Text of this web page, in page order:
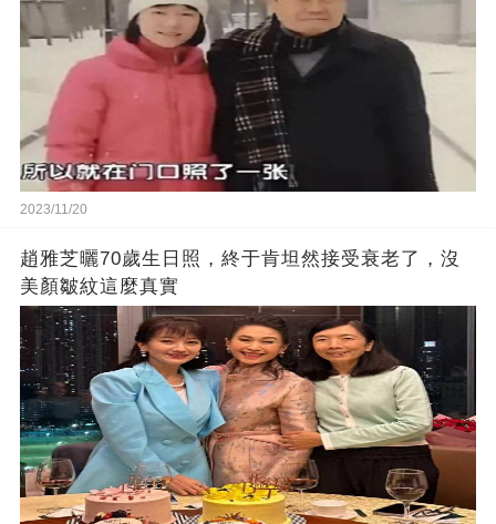
2023/11/20
趙雅芝曬70歲生日照，終于肯坦然接受衰老了，沒
美顏皺紋這麼真實